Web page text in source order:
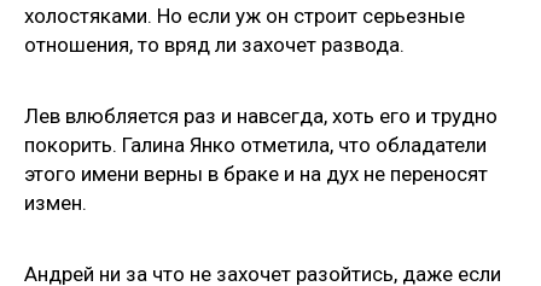
холостяками. Но если уж он строит серьезные
отношения, то вряд ли захочет развода.
Лев влюбляется раз и навсегда, хоть его и трудно
покорить. Галина Янко отметила, что обладатели
этого имени верны в браке и на дух не переносят
измен.
Андрей ни за что не захочет разойтись, даже если